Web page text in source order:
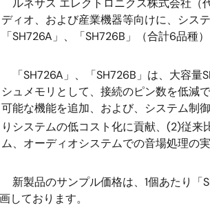
ルネサス エレクトロニクス株式会社（
ディオ、および産業機器等向けに、シス
「SH726A」、「SH726B」（合計6品種
「SH726A」、「SH726B」は、大容量
シュメモリとして、接続のピン数を低減
可能な機能を追加、および、システム制
りシステムの低コスト化に貢献、(2)従来
ム、オーディオシステムでの音場処理の
新製品のサンプル価格は、1個あたり「
しております。